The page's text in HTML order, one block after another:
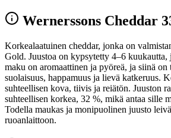
Wernerssons Cheddar
Korkealaatuinen cheddar, jonka on
Gold. Juustoa on kypsytetty 4–6 kuukautta,
maku on aromaattinen ja pyöreä, ja siinä on
suolaisuus, happamuus ja lievä katkeruus.
suhteellisen kova, tiivis ja reiätön. Juuston
suhteellisen korkea, 32 %, mikä antaa sille
Todella maukas ja monipuolinen juusto
ruoanlaittoon.